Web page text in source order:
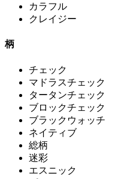
カラフル
クレイジー
柄
チェック
マドラスチェック
タータンチェック
ブロックチェック
ブラックウォッチ
ネイティブ
総柄
迷彩
エスニック